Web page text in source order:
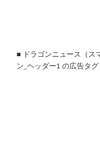
■ ドラゴンニュース（ス
ン_ヘッダー1 の広告タグ